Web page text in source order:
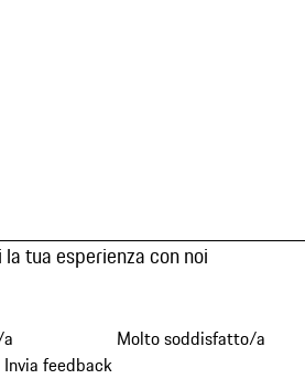
tua esperienza con noi
Molto soddisfatto/a
Invia feedback